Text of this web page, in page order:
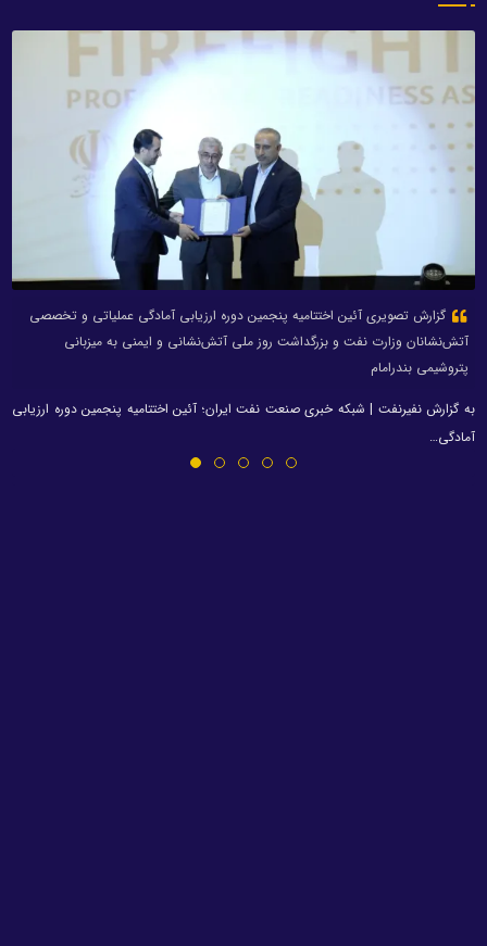
قصه عشق کارکنان پتروشیمی اروند در موکب امام رضا (ع) + ویدئو
در کرانه خور و تالاب، جایی که آفتاب بر موج‌های خلیج فارس می‌تابد، کاروانی از عشق
برپا شده است. موکب...
گزارش تصویری آئین اختتامیه پنجمین دوره ارزیابی آمادگی عملیاتی و تخصصی
آتش‌نشانان وزارت نفت و بزرگداشت روز ملی آتش‌نشانی و ایمنی به میزبانی
پتروشیمی بندرامام
به گزارش نفیرنفت | شبکه خبری صنعت نفت ایران؛ آئین اختتامیه پنجمین دوره ارزیابی
آمادگی…